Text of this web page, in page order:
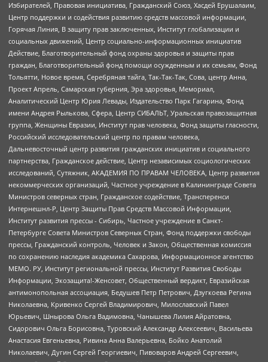
Избирателей, Правовая инициатива, Гражданский Союз, Хасдей Ерушалаим,
Центр поддержки и содействия развитию средств массовой информации,
Горячая Линия, В защиту прав заключенных, Институт глобализации и
социальных движений, Центр социально-информационных инициатив
Действие, Благотворительный фонд охраны здоровья и защиты прав
граждан, Благотворительный фонд помощи осужденным и их семьям, Фонд
Тольятти, Новое время, Серебряная тайга, Так-Так-Так, Сова, центр Анна,
Проект Апрель, Самарская губерния, Эра здоровья, Мемориал,
Аналитический Центр Юрия Левады, Издательство Парк Гагарина, Фонд
имени Андрея Рылькова, Сфера, Центр СИБАЛЬТ, Уральская правозащитная
группа, Женщины Евразии, Институт прав человека, Фонд защиты гласности,
Российский исследовательский центр по правам человека,
Дальневосточный центр развития гражданских инициатив и социального
партнерства, Гражданское действие, Центр независимых социологических
исследований, Сутяжник, АКАДЕМИЯ ПО ПРАВАМ ЧЕЛОВЕКА, Центр развития
некоммерческих организаций, Частное учреждение в Калининграде Совета
Министров северных стран, Гражданское содействие, Трансперенси
Интернешнл-Р, Центр Защиты Прав Средств Массовой Информации,
Институт развития прессы - Сибирь, Частное учреждение в Санкт-
Петербурге Совета Министров Северных Стран, Фонд поддержки свободы
прессы, Гражданский контроль, Человек и Закон, Общественная комиссия
по сохранению наследия академика Сахарова, Информационное агентство
МЕМО. РУ, Институт региональной прессы, Институт Развития Свободы
Информации, Экозащита!-Женсовет, Общественный вердикт, Евразийская
антимонопольная ассоциация, Бедушев Петр Петрович, Дзугкоева Регина
Николаевна, Кривенко Сергей Владимирович, Милославский Павел
Юрьевич, Шнырова Ольга Вадимовна, Чанышева Лилия Айратовна,
Сидорович Ольга Борисовна, Туровский Александр Алексеевич, Васильева
Анастасия Евгеньевна, Ривина Анна Валерьевна, Бойко Анатолий
Николаевич, Дугин Сергей Георгиевич, Пивоваров Андрей Сергеевич,